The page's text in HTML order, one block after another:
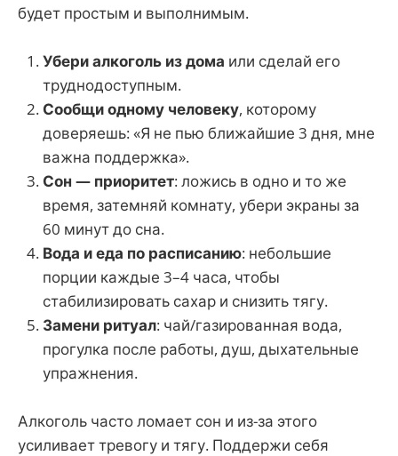
будет простым и выполнимым.
Убери алкоголь из дома или сделай его
труднодоступным.
Сообщи одному человеку, которому
доверяешь: «Я не пью ближайшие 3 дня, мне
важна поддержка».
Сон — приоритет: ложись в одно и то же
время, затемняй комнату, убери экраны за
60 минут до сна.
Вода и еда по расписанию: небольшие
порции каждые 3–4 часа, чтобы
стабилизировать сахар и снизить тягу.
Замени ритуал: чай/газированная вода,
прогулка после работы, душ, дыхательные
упражнения.
Алкоголь часто ломает сон и из-за этого
усиливает тревогу и тягу. Поддержи себя